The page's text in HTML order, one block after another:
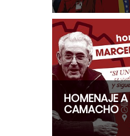
HOMENAJE
CAMACHO